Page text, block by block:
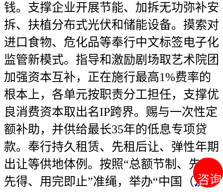
咨询
咨询
钱。支撑企业开展节能、加拆无功弥补安
拆、扶植分布式光伏和储能设备。摸索对
进口食物、危化品等奉行中文标签电子化
监管新模式。指导和激励剧场取艺术院团
加强资本互补，正在施行最高1%费率的
根本上，各单元按职责分工担任，支撑优
良消费资本取出名IP跨界。赐与一次性定
额补助，并供给最长35年的低息专项贷
款。奉行持久租赁、先租后让、弹性年期
出让等供地体例。按照“总额节制、先报
先得、用完即止”准绳，举办“中国（沉